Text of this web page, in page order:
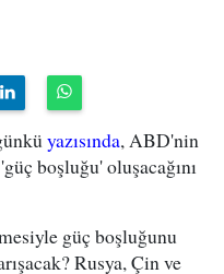
yazısında, ABD'nin
boşluğu' oluşacağını
güç boşluğunu
Rusya, Çin ve